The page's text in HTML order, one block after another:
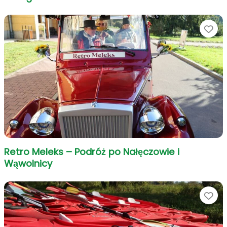
Retro Meleks – Podróż po Nałęczowie i
Wąwolnicy